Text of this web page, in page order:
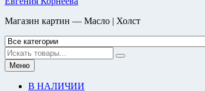
Магазин картин — Масло | Холст
Искать
Меню
В НАЛИЧИИ